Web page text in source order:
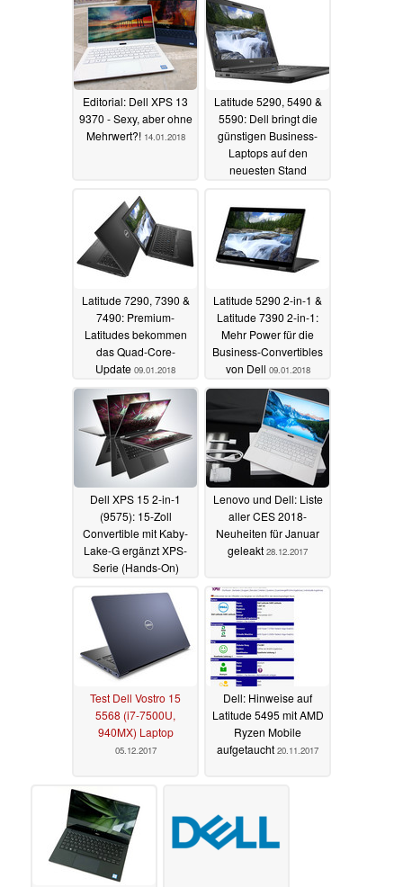
Editorial: Dell XPS 13
9370 - Sexy, aber ohne
Mehrwert?! 14.01.2018
Latitude 5290, 5490 &
5590: Dell bringt die
günstigen Business-
Laptops auf den
neuesten Stand
Latitude 7290, 7390 &
7490: Premium-
Latitudes bekommen
das Quad-Core-
Update 09.01.2018
Latitude 5290 2-in-1 &
Latitude 7390 2-in-1:
Mehr Power für die
Business-Convertibles
von Dell 09.01.2018
Dell XPS 15 2-in-1
(9575): 15-Zoll
Convertible mit Kaby-
Lake-G ergänzt XPS-
Serie (Hands-On)
Lenovo und Dell: Liste
aller CES 2018-
Neuheiten für Januar
geleakt 28.12.2017
Test Dell Vostro 15
5568 (i7-7500U,
940MX) Laptop
05.12.2017
Dell: Hinweise auf
Latitude 5495 mit AMD
Ryzen Mobile
aufgetaucht 20.11.2017